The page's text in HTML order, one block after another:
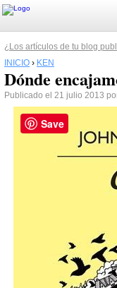
¿Los artículos de tu blog
INICIO › KEN
Dónde
Publicado el 21 julio 2013
Save